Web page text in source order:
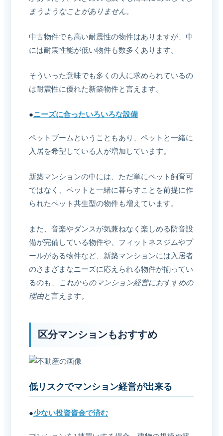
まうようなことがありません。
中古物件でも高い耐震性の物件はありますが、中
には耐震性能が低い物件も数多くあります。
そういった意味でも多くの人に求められているの
は耐震性に優れた新築物件と言えます。
●ニーズに合ったいろいろな設備
ペットブームということもあり、ペットと一緒に
入居を希望している人が増加しています。
新築マンションの中には、ただ単にペット飼育可
ではなく、ペットと一緒に暮らすことを前提に作
られたペット共生型の物件も増えています。
また、音楽やダンスが気兼ねなく楽しめる防音設
備が完備している物件や、フィットネスジムやプ
ールがある物件など、新築マンションには入居者
のさまざまなニーズに応えられる物件が揃ってい
るのも、
これからのマンション経営におすすめの
理由と言えます。
区分マンションもおすすめ
低リスクでマンション経営が出来る
●少ない投資資金で済む